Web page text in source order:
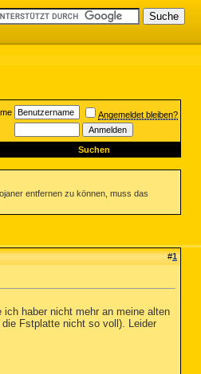
Angemeldet bleiben?
Suchen
entfernen zu können, muss das
#1
haber nicht mehr an meine alten
Fstplatte nicht so voll). Leider